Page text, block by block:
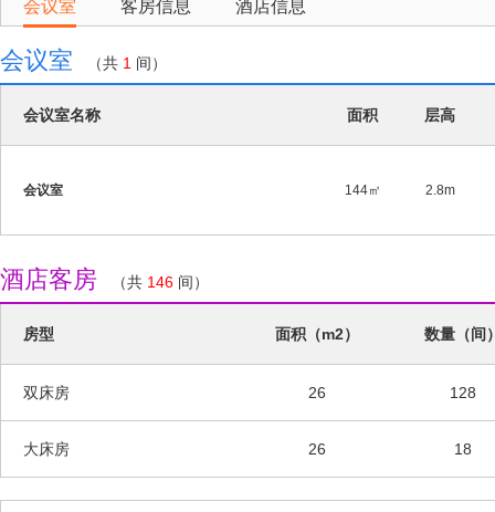
会议室 客房信息 酒店信息
会议室 （共 1 间）
会议室名称 面积 层高
会议室 144㎡ 2.8m
酒店客房 （共 146 间）
房型 面积（m2） 数量（间
双床房 26 128
大床房 26 18